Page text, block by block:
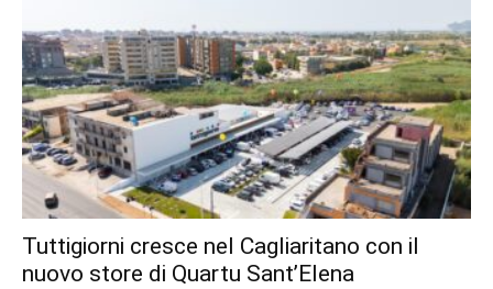
Tuttigiorni cresce nel Cagliaritano con il
nuovo store di Quartu Sant’Elena